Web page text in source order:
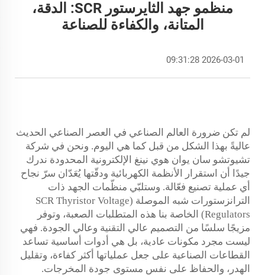
منظمو جهد الثايرستور SCR: الدقة،
المتانة، والكفاءة للصناعة
2026-03-01 09:31:28
لم تكن ضرورة العالم الصناعي في العصر الصناعي الحديث
عاليةً بهذا الشكل من قبل كما هي اليوم. ونحن في شركة
تشيوتشو سان يوان هوي نينغ الإلكترونية المحدودة ندرك
جيدًا أن استقرار الأنظمة الكهربائية ودقّتها يُعَدّان سرّ نجاح
أي عملية تصنيع فعّالة. وستلبّي منظّمات الجهد ذات
الترانزستورات شبه الموصلة (SCR Thyristor Voltage
Regulators) الخاصة بنا هذه المتطلبات الصعبة، وتوفر
مزيجًا سلسًا من التصميم عالي التقنية وعالي الجودة. فهي
ليست مجرد مكونات عادية، بل هي أدوات أساسية تساعد
القطاعات الصناعية على جعل عملياتها أكثر كفاءة، وتقليل
الهدر، والحفاظ على نفس مستوى جودة المخرجات.